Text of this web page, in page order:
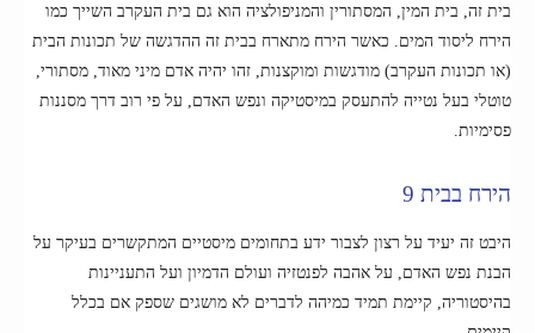
בית זה, בית המין, המסתורין והמניפולציה הוא גם בית העקרב השייך כמו
הירח ליסוד המים. כאשר הירח מתארח בבית זה ההדגשה של תכונות הבית
(או תכונות העקרב) מודגשות ומוקצנות, זהו יהיה אדם מיני מאוד, מסתורי,
טוטלי בעל נטייה להתעסק במיסטיקה ונפש האדם, על פי רוב דרך מסננות
פסימיות.
הירח בבית 9
היבט זה יעיד על רצון לצבור ידע בתחומים מיסטיים המתקשרים בעיקר על
הבנת נפש האדם, על אהבה לפנטזיה ועולם הדמיון ועל התעניינות
בהיסטוריה, קיימת תמיד כמיהה לדברים לא מושגים שספק אם בכלל